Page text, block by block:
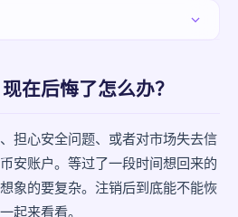
？在后悔了怎么办？
担心安全问题、或者对市场失去信
安账户。等过了一段时间想回来的
象的要复杂。注销后到底能不能恢
起来看看。